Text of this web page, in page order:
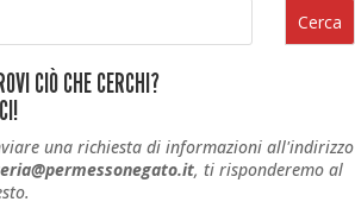
Cerca
CIÒ CHE CERCHI?
una richiesta di informazioni all'indirizzo
, ti risponderemo al